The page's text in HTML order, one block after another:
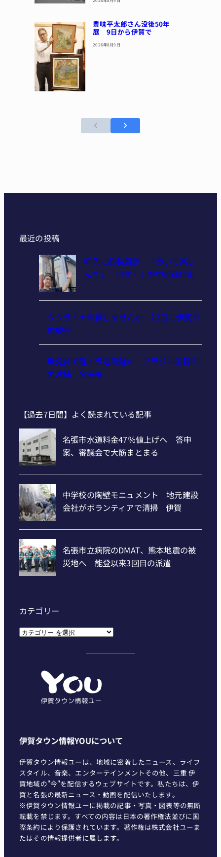
豊味平太郎さん没後50年
展 9日から伊賀で
2026年8月9日
最近の投稿
軒先に鉄製風鈴 「歩いて楽し
んで」 伊賀・上野中町商店街
ウクライナ刺繍しませんか 22日に伊賀で
体験会
無免許で軽トラ運転疑い ブラジル国籍の
男逮捕 名張署
【過去7日間】よく読まれている記事
カテゴリー
カ
伊賀タウン情報YOUについて
伊賀タウン情報ユーは、地域に密着したニュース、ライフ
スタイル、音楽、エンターテインメントその他、三重 伊
賀地域の"今"を配信するウェブサイトです。私たちは、伊
賀と名張の最新ニュース・動画を配信いたします。
※伊賀タウン情報ユーに掲載の記事・写真・図表等の無断
転載を禁じます。すべての内容は日本の著作権法並びに国
際条約により保護されています。著作権は株式会社ユーま
たはその情報提供者に属します。